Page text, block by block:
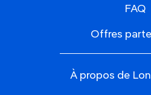
FAQ
Offres
À propos de